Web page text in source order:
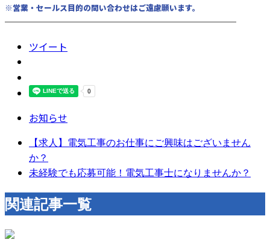
※営業・セールス目的の問い合わせはご遠慮願います。
────────────────────────
ツイート
お知らせ
【求人】電気工事のお仕事にご興味はございません
か？
未経験でも応募可能！電気工事士になりませんか？
関連記事一覧